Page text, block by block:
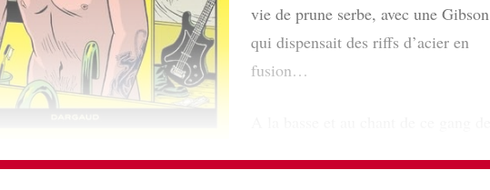
vie de prune serbe, avec une
qui dispensait des riffs d’acier en
fusion…